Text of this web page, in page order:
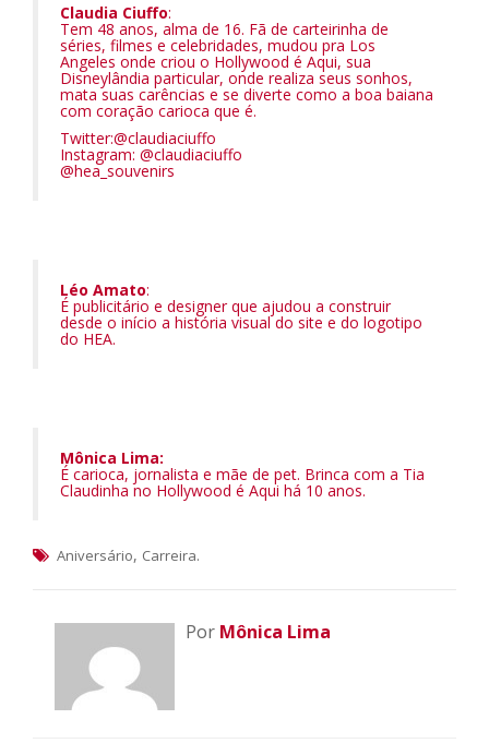
Claudia Ciuffo:
Tem 48 anos, alma de 16. Fã de carteirinha de
séries, filmes e celebridades, mudou pra Los
Angeles onde criou o Hollywood é Aqui, sua
Disneylândia particular, onde realiza seus sonhos,
mata suas carências e se diverte como a boa baiana
com coração carioca que é.
Twitter:@claudiaciuffo
Instagram: @claudiaciuffo
@hea_souvenirs
Léo Amato:
É publicitário e designer que ajudou a construir
desde o início a história visual do site e do logotipo
do HEA.
Mônica Lima:
É carioca, jornalista e mãe de pet. Brinca com a Tia
Claudinha no Hollywood é Aqui há 10 anos.
Aniversário, Carreira.
Por Mônica Lima